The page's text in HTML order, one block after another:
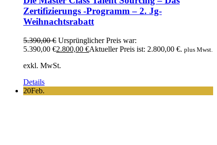
Zertifizierungs -Programm – 2. Jg-
Weihnachtsrabatt
5.390,00€ Ursprünglicher Preis war:
5.390,00 €2.800,00 €Aktueller Preis ist: 2.800,00 €. plus Mwst.
exkl. MwSt.
Details
20Feb.